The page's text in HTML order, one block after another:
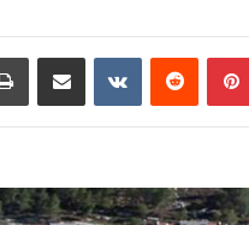
بينتيريست مشاركة عبر البريد